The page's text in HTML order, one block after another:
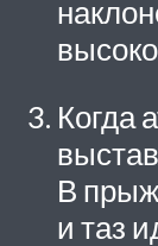
Когда
В
и таз